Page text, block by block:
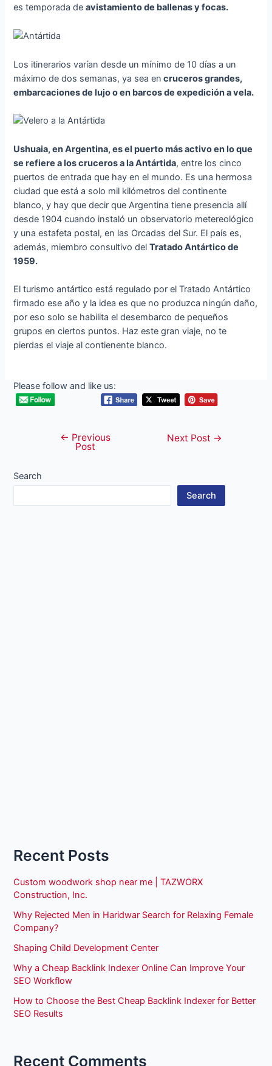
es temporada deavistamiento de ballenas y focas.
Los itinerarios varían desde un mínimo de 10 días a un
máximo de dos semanas, ya sea en cruceros grandes,
embarcaciones de lujo o en barcos de expedición a vela.
Ushuaia, en Argentina, es el puerto más activo en lo que
se refiere a los cruceros a la Antártida, entre los cinco
puertos de entrada que hay en el mundo. Es una hermosa
ciudad que está a solo mil kilómetros del continente
blanco, y hay que decir que Argentina tiene presencia allí
desde 1904 cuando instaló un observatorio metereológico
y una estafeta postal, en las Orcadas del Sur. El país es,
además, miembro consultivo delTratado Antártico de
1959.
El turismo antártico está regulado por el Tratado Antártico
firmado ese año y la idea es que no produzca ningún daño,
por eso solo se habilita el desembarco de pequeños
grupos en ciertos puntos. Haz este gran viaje, no te
pierdas el viaje al contienente blanco.
Please follow and like us:
navigation
← Previous
Post
Next Post →
Search
Search
Recent Posts
Custom woodwork shop near me | TAZWORX
Construction, Inc.
Why Rejected Men in Haridwar Search for Relaxing Female
Company?
Shaping Child Development Center
Why a Cheap Backlink Indexer Online Can Improve Your
SEO Workflow
How to Choose the Best Cheap Backlink Indexer for Better
SEO Results
Recent Comments